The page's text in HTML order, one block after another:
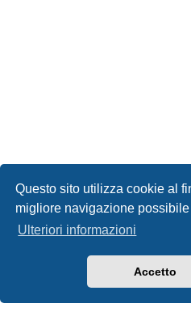
Questo sito utilizza cookie al
migliore navigazione possibile
Ulteriori informazioni
Accetto